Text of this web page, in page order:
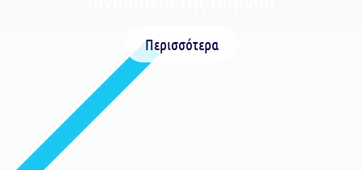
Περισσότερα